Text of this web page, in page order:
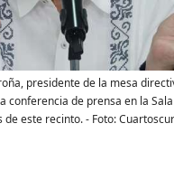
presidente de la mesa
conferencia de prensa en la
de este recinto.- Foto: